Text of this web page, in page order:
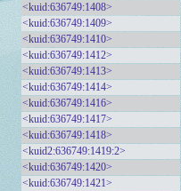
<kuid:636749:1408>
<kuid:636749:1409>
<kuid:636749:1410>
<kuid:636749:1412>
<kuid:636749:1413>
<kuid:636749:1414>
<kuid:636749:1416>
<kuid:636749:1417>
<kuid:636749:1418>
<kuid2:636749:1419:2>
<kuid:636749:1420>
<kuid:636749:1421>